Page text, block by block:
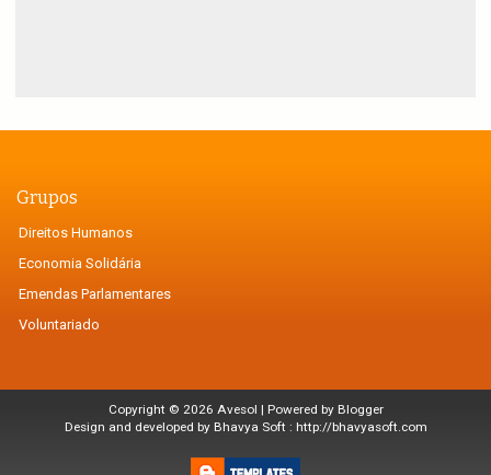
Grupos
Direitos Humanos
Economia Solidária
Emendas Parlamentares
Voluntariado
Copyright © 2026 Avesol | Powered by Blogger
Design and developed by Bhavya Soft : http://bhavyasoft.com